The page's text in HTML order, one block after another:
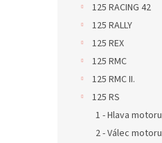
125 RACING 42
125 RALLY
125 REX
125 RMC
125 RMC II.
125 RS
1 - Hlava motoru
2 - Válec motoru